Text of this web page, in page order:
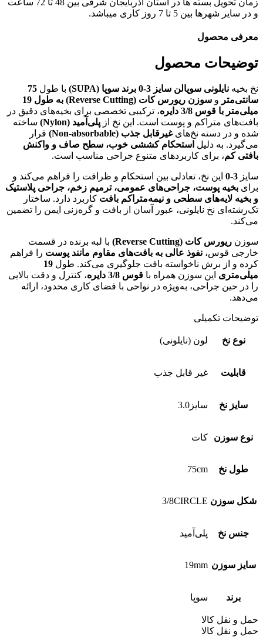
زمان تحویل بسته ها در استان آذربایجان شرقی بین 48 تا 72 ساعت
و در سایر شهرها بین 5 تا 7 روز کاری میباشد.
معرفی محصول
توضیحات محصول
نخ بخیه نایلونی سوپالن سایز 3-0 برند سوپا (SUPA) با طول 75
سانتی‌متر و
سوزن ریورس کات (Reverse Cutting) به طول 19
میلی‌متر با قوس 3/8 دایره
، ترکیبی تخصصی برای بخیه‌های دقیق در
بافت‌های متراکم و پوست است. این نخ از پلی‌آمید (Nylon)
ساخته
شده و در دسته نخ‌هایغیرقابل جذب (Non‑absorbable)
قرار
می‌گیرد. به دلیل استحکام کششی خوب، سطح صاف و واکنش
بافتی کم، برای کاربردهای متنوع جراحی مناسب است.
سایز 3-0
این نخ، تعادلی بین استحکام و ظرافت را فراهم می‌کند و
برای بخیه پوست، جراحی‌های عمومی، ترمیم زخم، جراحی پلاستیک
و بخیه لایه‌های سطحی و نیمه‌متراکم بافت کاربرد دارد. ساختار
تک‌رشته‌ای نخ نایلونی، عبور آسان از بافت و گره‌زنی ایمن را تضمین
می‌کند.
سوزن ریورس کات (Reverse Cutting)
با لبه برنده در قسمت
خارجی قوس، نفوذ عالی به بافت‌های مقاوم مانند پوست را فراهم
کرده و از برش ناخواسته بافت جلوگیری می‌کند. طول 19
میلی‌متری این سوزن همراه با قوس 3/8 دایره
، کنترل و دقت بالایی
را در حین جراحی، به‌ویژه در نواحی با فضای کاری محدود، ارائه
می‌دهد.
توضیحات تکمیلی
نوع نخ لون (نایلونی)
قابلیت غیر قابل جذب
سایز نخ سایز3.0
نوع سوزن کات
طول نخ 75cm
شکل سوزن 3/8CIRCLE
جنس نخ پلی‌آمید
سایز سوزن 19mm
برند سوپا
حمل و نقل کالا
حمل و نقل کالا